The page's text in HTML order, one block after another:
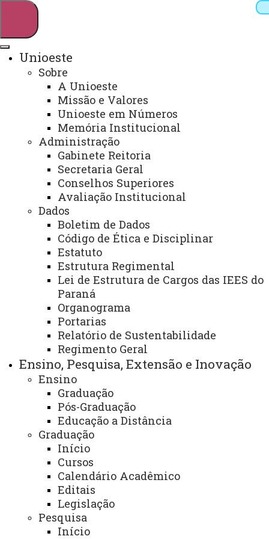
Webmail Sistemas
Telefones
Arquivo Virtual
Campus
Unioeste
Sobre
A Unioeste
Missão e Valores
Unioeste em Números
Memória Institucional
Administração
Gabinete Reitoria
Secretaria Geral
Conselhos Superiores
Avaliação Institucional
Dados
Boletim de Dados
Código de Ética e Disciplinar
Estatuto
Estrutura Regimental
Lei de Estrutura de Cargos das IEES do
Paraná
Organograma
Portarias
Relatório de Sustentabilidade
Regimento Geral
Ensino, Pesquisa, Extensão e Inovação
Ensino
Graduação
Pós-Graduação
Educação a Distância
Graduação
Início
Cursos
Calendário Acadêmico
Editais
Legislação
Pesquisa
Início
Programa de Pós-Graduação em
Ciências Ambientais – PPGCA
Centro de Engenharia e Ciências Exatas -
CECE/Toledo
Área:Ciências Ambientais
Finalidade e competências:
O Programa de Pós-Graduação em Ciências
Ambientais tem por objetivo qualificar e formar
profissionais em sistemas ambientais, tecnologias
ambientais, sustentabilidade e educação ambiental;
O Pós-graduado estará apto para o exercício
profissional, no magistério superior e na pesquisa,
estando qualificado e capacitado na teoria e na prática,